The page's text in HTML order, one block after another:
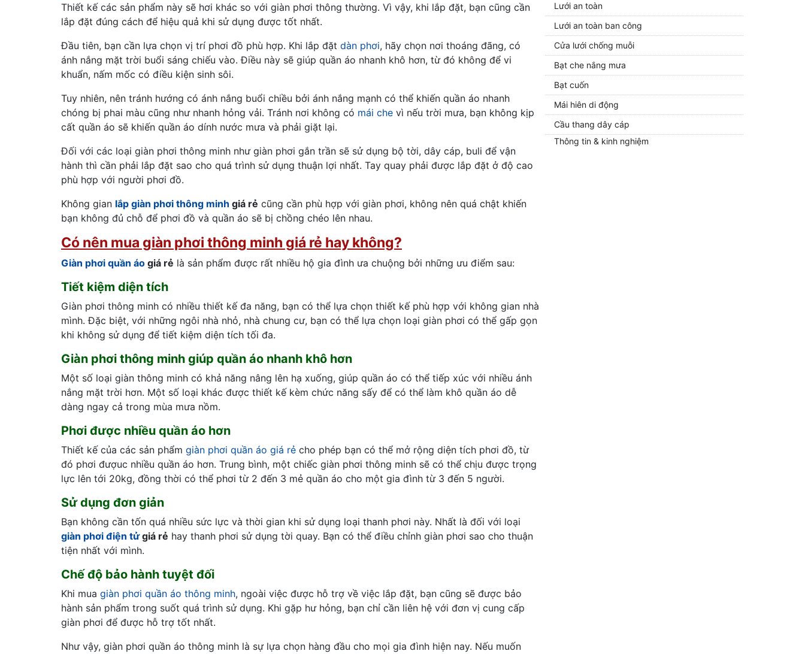
Thiết kế các sản phẩm này sẽ hơi khác so với giàn phơi thông thường. Vì vậy, khi lắp đặt, bạn cũng cần
lắp đặt đúng cách để hiệu quả khi sử dụng được tốt nhất.
Đầu tiên, bạn cần lựa chọn vị trí phơi đồ phù hợp. Khi lắp đặt dàn phơi, hãy chọn nơi thoáng đãng, có
ánh nắng mặt trời buổi sáng chiếu vào. Điều này sẽ giúp quần áo nhanh khô hơn, từ đó không để vi
khuẩn, nấm mốc có điều kiện sinh sôi.
Tuy nhiên, nên tránh hướng có ánh nắng buổi chiều bởi ánh nắng mạnh có thể khiến quần áo nhanh
chóng bị phai màu cũng như nhanh hỏng vải. Tránh nơi không có mái che vì nếu trời mưa, bạn không kịp
cất quần áo sẽ khiến quần áo dính nước mưa và phải giặt lại.
Đối với các loại giàn phơi thông minh như giàn phơi gắn trần sẽ sử dụng bộ tời, dây cáp, buli để vận
hành thì cần phải lắp đặt sao cho quá trình sử dụng thuận lợi nhất. Tay quay phải được lắp đặt ở độ cao
phù hợp với người phơi đồ.
Không gian lắp giàn phơi thông minh giá rẻ cũng cần phù hợp với giàn phơi, không nên quá chật khiến
bạn không đủ chỗ để phơi đồ và quần áo sẽ bị chồng chéo lên nhau.
Có nên mua giàn phơi thông minh giá rẻ hay không?
Giàn phơi quần áo giá rẻ là sản phẩm được rất nhiều hộ gia đình ưa chuộng bởi những ưu điểm sau:
Tiết kiệm diện tích
Giàn phơi thông minh có nhiều thiết kế đa năng, bạn có thể lựa chọn thiết kế phù hợp với không gian nhà
mình. Đặc biệt, với những ngôi nhà nhỏ, nhà chung cư, bạn có thể lựa chọn loại giàn phơi có thể gấp gọn
khi không sử dụng để tiết kiệm diện tích tối đa.
Giàn phơi thông minh giúp quần áo nhanh khô hơn
Một số loại giàn thông minh có khả năng nâng lên hạ xuống, giúp quần áo có thể tiếp xúc với nhiều ánh
nắng mặt trời hơn. Một số loại khác được thiết kế kèm chức năng sấy để có thể làm khô quần áo dễ
dàng ngay cả trong mùa mưa nồm.
Phơi được nhiều quần áo hơn
Thiết kế của các sản phẩm giàn phơi quần áo giá rẻ cho phép bạn có thể mở rộng diện tích phơi đồ, từ
đó phơi đượuc nhiều quần áo hơn. Trung bình, một chiếc giàn phơi thông minh sẽ có thể chịu được trọng
lực lên tới 20kg, đồng thời có thể phơi từ 2 đến 3 mẻ quần áo cho một gia đình từ 3 đến 5 người.
Sử dụng đơn giản
Bạn không cần tốn quá nhiều sức lực và thời gian khi sử dụng loại thanh phơi này. Nhất là đối với loại
giàn phơi điện tửgiá rẻ hay thanh phơi sử dụng tời quay. Bạn có thể điều chỉnh giàn phơi sao cho thuận
tiện nhất với mình.
Chế độ bảo hành tuyệt đối
Khi mua giàn phơi quần áo thông minh, ngoài việc được hỗ trợ về việc lắp đặt, bạn cũng sẽ được bảo
hành sản phẩm trong suốt quá trình sử dụng. Khi gặp hư hỏng, bạn chỉ cần liên hệ với đơn vị cung cấp
giàn phơi để được hỗ trợ tốt nhất.
Như vậy, giàn phơi quần áo thông minh là sự lựa chọn hàng đầu cho mọi gia đình hiện nay. Nếu muốn
Lưới an toàn
Lưới an toàn ban công
Cửa lưới chống muỗi
Bạt che nắng mưa
Bạt cuốn
Mái hiên di động
Cầu thang dây cáp
Thông tin & kinh nghiệm